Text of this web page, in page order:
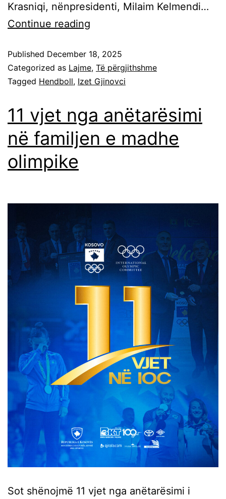
Krasniqi, nënpresidenti, Milaim Kelmendi…
Continue reading
Published December 18, 2025
Categorized as Lajme, Të përgjithshme
Tagged Hendboll, Izet Gjinovci
11 vjet nga anëtarësimi
në familjen e madhe
olimpike
Sot shënojmë 11 vjet nga anëtarësimi i